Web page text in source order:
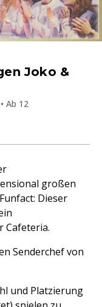
Joko &
Ab 12
großen
Dieser
Cafeteria.
Senderchef von
und Platzierung